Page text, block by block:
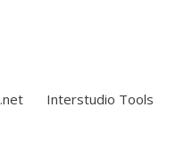
Interstudio Tools